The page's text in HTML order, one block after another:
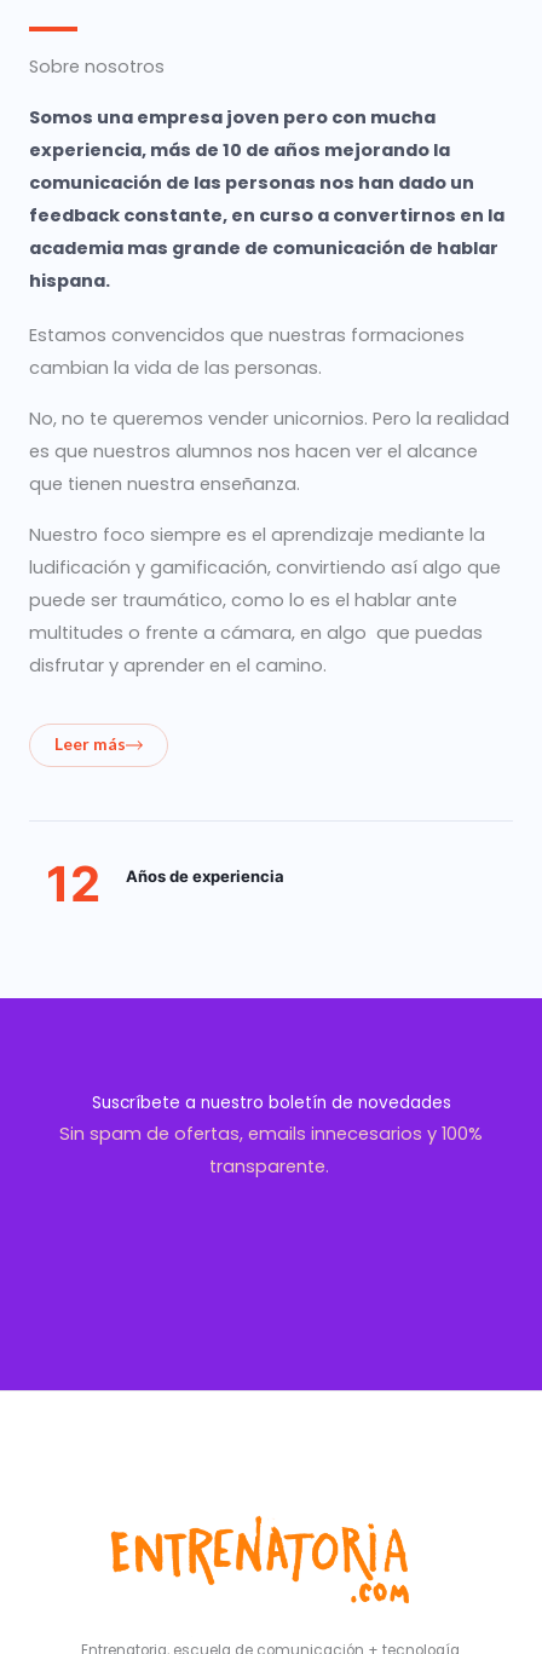
Sobre nosotros
Somos una empresa joven pero con mucha
experiencia, más de 10 de años mejorando la
comunicación de las personas nos han dado un
feedback constante, en curso a convertirnos en la
academia mas grande de comunicación de hablar
hispana.
Estamos convencidos que nuestras formaciones
cambian la vida de las personas.
No, no te queremos vender unicornios. Pero la realidad
es que nuestros alumnos nos hacen ver el alcance
que tienen nuestra enseñanza.
Nuestro foco siempre es el aprendizaje mediante la
ludificación y gamificación, convirtiendo así algo que
puede ser traumático, como lo es el hablar ante
multitudes o frente a cámara, en algo que puedas
disfrutar y aprender en el camino.
Leer más
12 Años de experiencia
Suscríbete a nuestro boletín de novedades
Sin spam de ofertas, emails innecesarios y 100%
transparente.